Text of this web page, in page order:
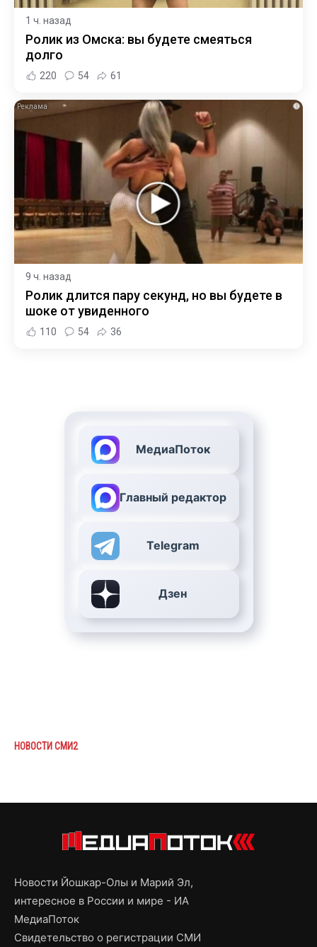
1 ч. назад
Ролик из Омска: вы будете смеяться
долго
220 54 61
i
9 ч. назад
Ролик длится пару секунд, но вы будете в
шоке от увиденного
110 54 36
МедиаПоток
Главный редактор
Telegram
Дзен
НОВОСТИ СМИ2
Новости Йошкар-Олы и Марий Эл,
интересное в России и мире - ИА
МедиаПоток
Свидетельство о регистрации СМИ